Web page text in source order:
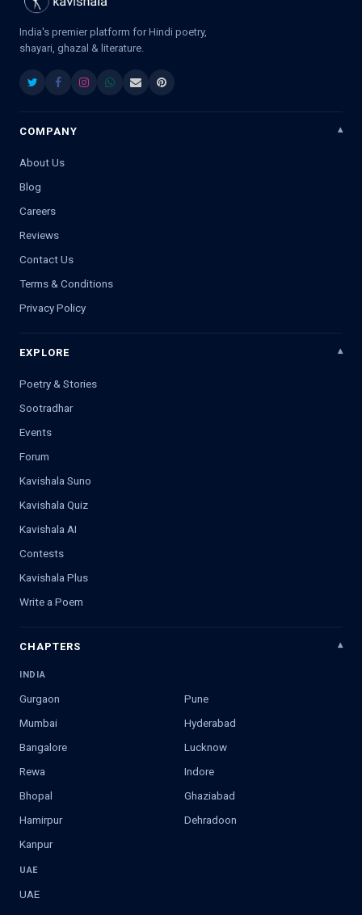
India's premier platform for Hindi poetry,
shayari, ghazal & literature.
COMPANY
About Us
Blog
Careers
Reviews
Contact Us
Terms & Conditions
Privacy Policy
EXPLORE
Poetry & Stories
Sootradhar
Events
Forum
Kavishala Suno
Kavishala Quiz
Kavishala AI
Contests
Kavishala Plus
Write a Poem
CHAPTERS
INDIA
Gurgaon
Pune
Mumbai
Hyderabad
Bangalore
Lucknow
Rewa
Indore
Bhopal
Ghaziabad
Hamirpur
Dehradoon
Kanpur
UAE
UAE